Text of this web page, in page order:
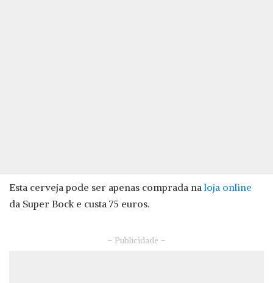
Esta cerveja pode ser apenas comprada na loja online
da Super Bock e custa 75 euros.
– Publicidade –